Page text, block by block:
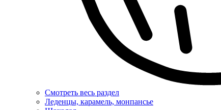
Смотреть весь раздел
Леденцы, карамель, монпансье